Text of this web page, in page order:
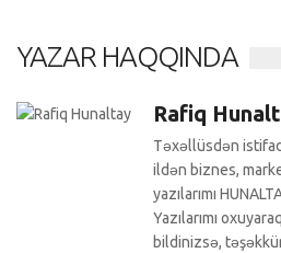
YAZAR HAQQINDA
Rafiq
Təxəllüsdən
ildən biznes,
yazılarımı
Yazılarımı
bildinizsə,